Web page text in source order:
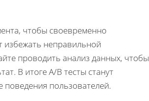
чтобы своевременно
избежать неправильной
проводить анализ данных, чтобы
В итоге A/B тесты станут
пользователей.